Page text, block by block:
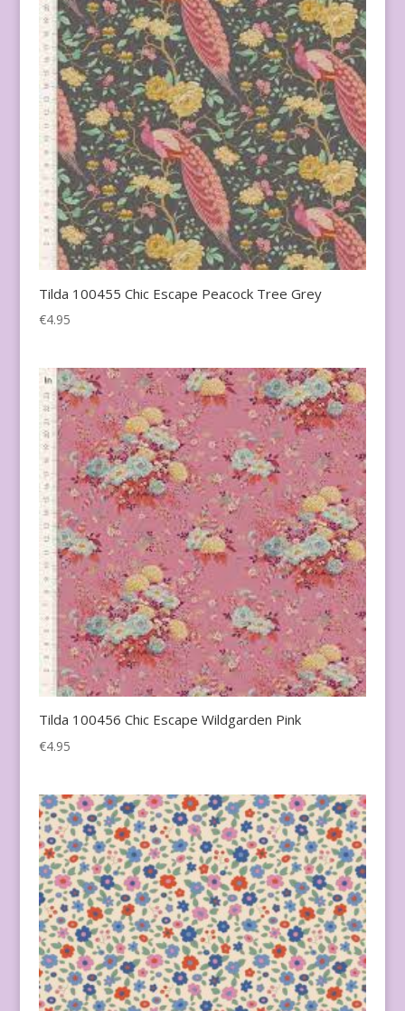
Tilda 100455 Chic Escape Peacock Tree Grey
€4.95
Tilda 100456 Chic Escape Wildgarden Pink
€4.95